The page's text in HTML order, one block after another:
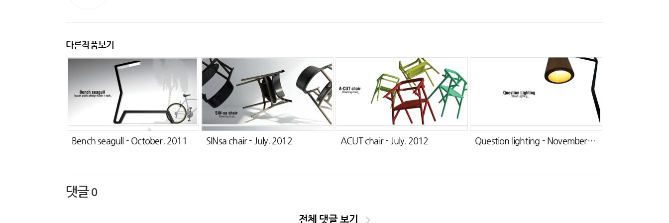
다른작품보기
Bench seagull - October. 2011 SINsa chair - July. 2012 ACUT chair - July. 2012 Question lighting - November. 2011
댓글 0
전체 댓글 보기